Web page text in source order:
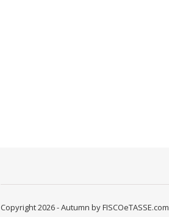
Copyright 2026 - Autumn by FISCOeTASSE.com